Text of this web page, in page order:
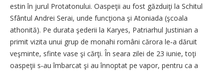
estin în jurul Protatonului. Oaspeţii au fost găzduiţi la Schitul
Sfântul Andrei Serai, unde funcţiona şi Atoniada (şcoala
athonită). Pe durata şederii la Karyes, Patriarhul Justinian a
primit vizita unui grup de monahi români cărora le‑a dăruit
veşminte, sfinte vase şi cărţi. În seara zilei de 23 iunie, toţi
oaspeţii s‑au îmbarcat şi au înnoptat pe vapor, pentru ca a